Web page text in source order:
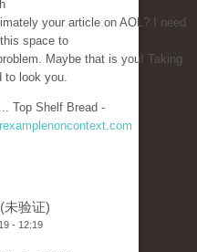
your article on AOL? I need
space to
Maybe that is you! Taking
to look you.
Top Shelf Bread -
未验证)
- 12:19